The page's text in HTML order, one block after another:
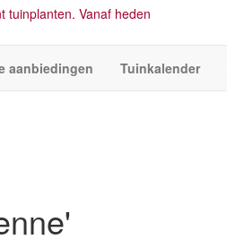
tuinplanten. Vanaf heden
aanbiedingen Tuinkalender